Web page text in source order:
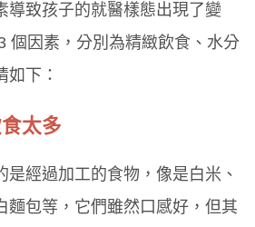
導致孩子的就醫樣態出現了變
個因素，分別為精緻飲食、水分
如下：
太多
是經過加工的食物，像是白米、
麵包等，它們雖然口感好，但其